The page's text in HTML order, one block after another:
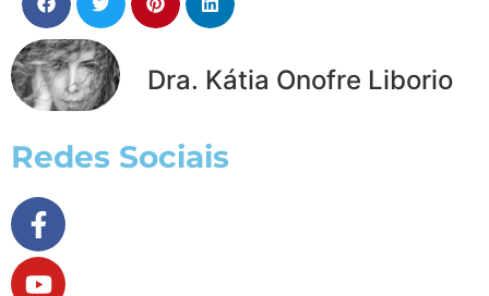
Dra. Kátia Onofre Liborio
Redes Sociais